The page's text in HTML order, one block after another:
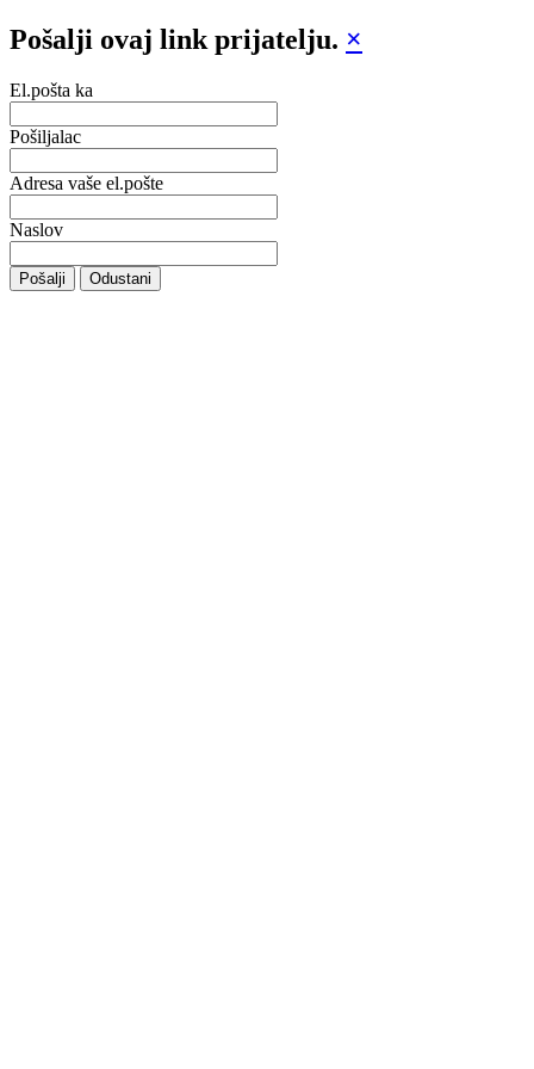
Pošalji ovaj link prijatelju. ×
El.pošta ka
Pošiljalac
Adresa vaše el.pošte
Naslov
Pošalji Odustani